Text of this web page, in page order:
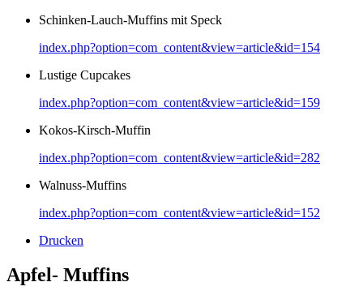
Schinken-Lauch-Muffins mit Speck
index.php?option=com_content&view=article&id=154
Lustige Cupcakes
index.php?option=com_content&view=article&id=159
Kokos-Kirsch-Muffin
index.php?option=com_content&view=article&id=282
Walnuss-Muffins
index.php?option=com_content&view=article&id=152
Drucken
Apfel- Muffins